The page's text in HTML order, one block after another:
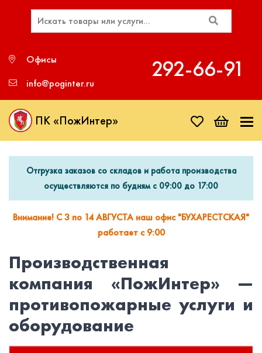
Офисы
info@poginter.ru
292‑66‑91
ПК «ПожИнтер»
Отгрузка заказов со складов и работа производства
осуществляются по будням с 09:00 до 17:00
Внимание! С 3 по 14 АВГУСТА наш офис "БУХАРЕСТСКАЯ"
работает с 9:00
Производственная
компания «ПожИнтер» —
противопожарные услуги и
оборудование